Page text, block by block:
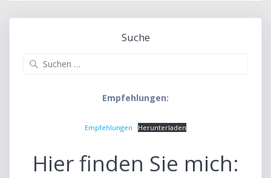
Suche
Empfehlungen:
Empfehlungen Herunterladen
Hier finden Sie mich: